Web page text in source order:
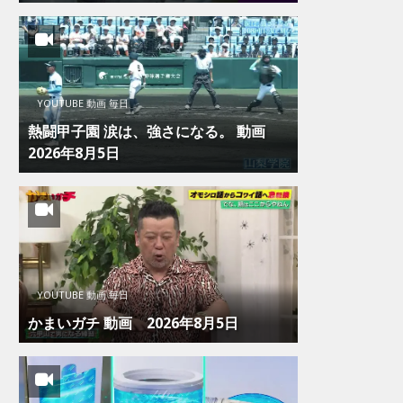
YOUTUBE 動画 毎日
熱闘甲子園 涙は、強さになる。 動画
2026年8月5日
YOUTUBE 動画 毎日
かまいガチ 動画 2026年8月5日